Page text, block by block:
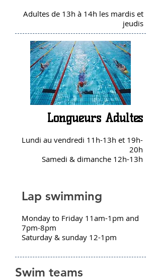
Adultes de 13h à 14h les mardis et
jeudis
Longueurs Adultes
Lundi au vendredi 11h-13h et 19h-
20h
Samedi & dimanche 12h-13h
Lap swimming
Monday to Friday 11am-1pm and
7pm-8pm
Saturday & sunday 12-1pm
Swim teams